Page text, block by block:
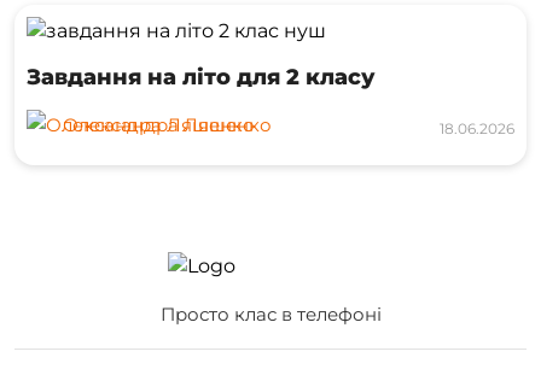
Завдання на літо для 2 класу
Олександра Ляшенко 18.06.2026
Просто клас в телефоні